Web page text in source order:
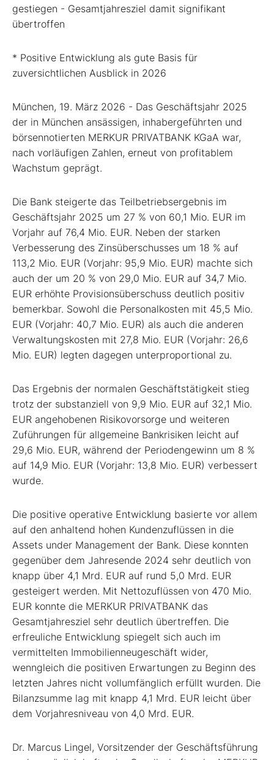
gestiegen - Gesamtjahresziel damit signifikant
übertroffen
* Positive Entwicklung als gute Basis für
zuversichtlichen Ausblick in 2026
München, 19. März 2026 - Das Geschäftsjahr 2025
der in München ansässigen, inhabergeführten und
börsennotierten MERKUR PRIVATBANK KGaA war,
nach vorläufigen Zahlen, erneut von profitablem
Wachstum geprägt.
Die Bank steigerte das Teilbetriebsergebnis im
Geschäftsjahr 2025 um 27 % von 60,1 Mio. EUR im
Vorjahr auf 76,4 Mio. EUR. Neben der starken
Verbesserung des Zinsüberschusses um 18 % auf
113,2 Mio. EUR (Vorjahr: 95,9 Mio. EUR) machte sich
auch der um 20 % von 29,0 Mio. EUR auf 34,7 Mio.
EUR erhöhte Provisionsüberschuss deutlich positiv
bemerkbar. Sowohl die Personalkosten mit 45,5 Mio.
EUR (Vorjahr: 40,7 Mio. EUR) als auch die anderen
Verwaltungskosten mit 27,8 Mio. EUR (Vorjahr: 26,6
Mio. EUR) legten dagegen unterproportional zu.
Das Ergebnis der normalen Geschäftstätigkeit stieg
trotz der substanziell von 9,9 Mio. EUR auf 32,1 Mio.
EUR angehobenen Risikovorsorge und weiteren
Zuführungen für allgemeine Bankrisiken leicht auf
29,6 Mio. EUR, während der Periodengewinn um 8 %
auf 14,9 Mio. EUR (Vorjahr: 13,8 Mio. EUR) verbessert
wurde.
Die positive operative Entwicklung basierte vor allem
auf den anhaltend hohen Kundenzuflüssen in die
Assets under Management der Bank. Diese konnten
gegenüber dem Jahresende 2024 sehr deutlich von
knapp über 4,1 Mrd. EUR auf rund 5,0 Mrd. EUR
gesteigert werden. Mit Nettozuflüssen von 470 Mio.
EUR konnte die MERKUR PRIVATBANK das
Gesamtjahresziel sehr deutlich übertreffen. Die
erfreuliche Entwicklung spiegelt sich auch im
vermittelten Immobilienneugeschäft wider,
wenngleich die positiven Erwartungen zu Beginn des
letzten Jahres nicht vollumfänglich erfüllt wurden. Die
Bilanzsumme lag mit knapp 4,1 Mrd. EUR leicht über
dem Vorjahresniveau von 4,0 Mrd. EUR.
Dr. Marcus Lingel, Vorsitzender der Geschäftsführung